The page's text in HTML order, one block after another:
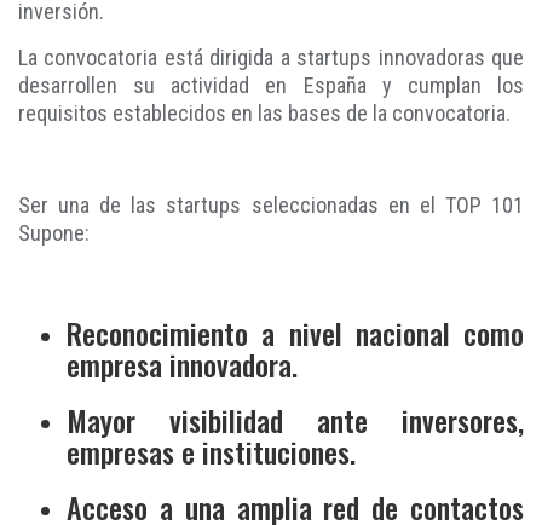
inversión.
La convocatoria está dirigida a startups innovadoras que
desarrollen su actividad en España y cumplan los
requisitos establecidos en las bases de la convocatoria.
Ser una de las startups seleccionadas en el TOP 101
Supone:
Reconocimiento a nivel nacional como
empresa innovadora.
Mayor visibilidad ante inversores,
empresas e instituciones.
Acceso a una amplia red de contactos